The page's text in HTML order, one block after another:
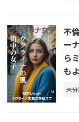
不
ー
ら
も
未